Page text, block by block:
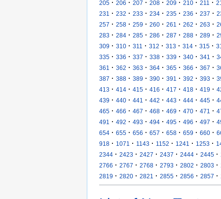
205 · 206 · 207 · 208 · 209 · 210 · 211 ·
231
· 232 · 233 · 234 · 235 · 236 · 237 ·
257 · 258 · 259 · 260 · 261 · 262 · 263 ·
283 · 284 · 285 · 286 · 287 · 288 · 289 ·
309 · 310 · 311 · 312 · 313 · 314 · 315 ·
335 · 336 · 337 · 338 · 339 · 340 · 341 ·
361
· 362 · 363 · 364 · 365 · 366 · 367 ·
387 · 388 · 389 · 390 · 391 · 392 · 393 ·
413 · 414 · 415 · 416 · 417 · 418 · 419 ·
439 · 440 · 441 · 442 · 443 · 444 · 445 ·
465 · 466 · 467 · 468 · 469 · 470 · 471 ·
491
· 492 · 493 · 494 · 495 · 496 · 497 ·
654 · 655 · 656 · 657 · 658 · 659 · 660 ·
918 · 1071 · 1143 · 1152 · 1241 · 1253 ·
2344 · 2423 · 2427 · 2437 · 2444 · 2445 ·
2766 · 2767 · 2768 · 2793 · 2802 · 2803 ·
2819 · 2820 · 2821 · 2855 · 2856 · 2857 ·